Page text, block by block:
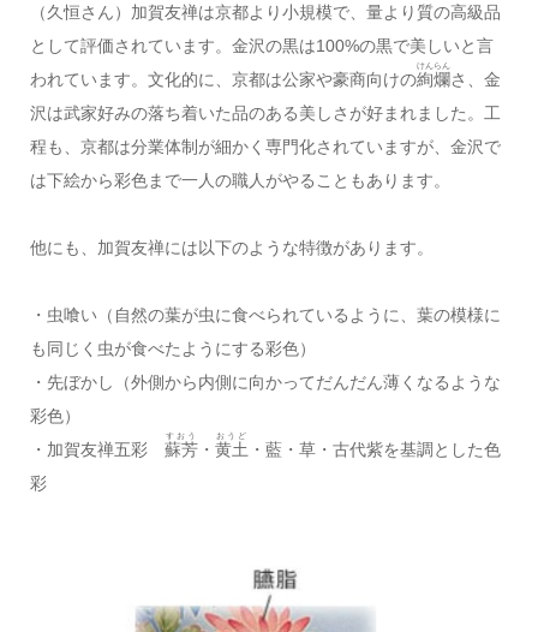
（久恒さん）加賀友禅は京都より小規模で、量より質の高級品
として評価されています。金沢の黒は100%の黒で美しいと言
われています。文化的に、京都は公家や豪商向けの絢爛
けんらん
さ、金
沢は武家好みの落ち着いた品のある美しさが好まれました。工
程も、京都は分業体制が細かく専門化されていますが、金沢で
は下絵から彩色まで一人の職人がやることもあります。
他にも、加賀友禅には以下のような特徴があります。
・虫喰い（自然の葉が虫に食べられているように、葉の模様に
も同じく虫が食べたようにする彩色）
・先ぼかし（外側から内側に向かってだんだん薄くなるような
彩色）
・加賀友禅五彩 蘇芳
すおう
・ 黄土
おうど
・藍・草・古代紫を基調とした色
彩